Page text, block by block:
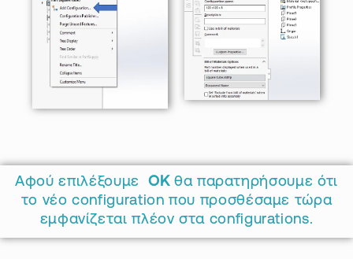
Αφού επιλέξουμεOKθα παρατηρήσουμε ότι
το νέο configuration που προσθέσαμε τώρα
εμφανίζεται πλέον στα configurations.